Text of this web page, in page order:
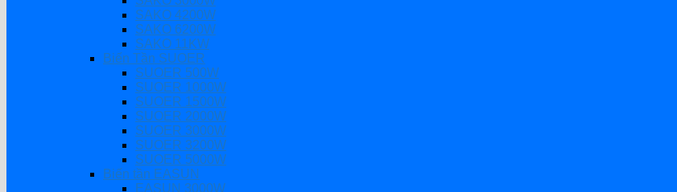
SAKO 4200W
SAKO 6200W
SAKO 11KW
Biến Tần SUOER
SUOER 500W
SUOER 1000W
SUOER 1500W
SUOER 2000W
SUOER 3000W
SUOER 3200W
SUOER 5000W
Biến tần EASUN
EASUN 3000W